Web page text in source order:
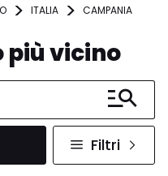
ITALIA
CAMPANIA
più vicino
Filtri